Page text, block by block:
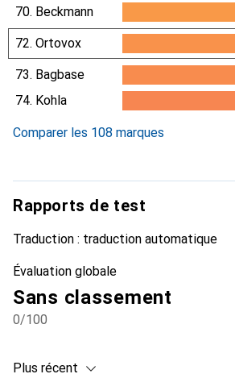
10%
70. Beckmann
10%
72. Ortovox
10.2%
73. Bagbase
10.4%
74. Kohla
Comparer les 108 marques
Rapports de test
Traduction : traduction automatique
Évaluation globale
Sans classement
0/100
Plus récent